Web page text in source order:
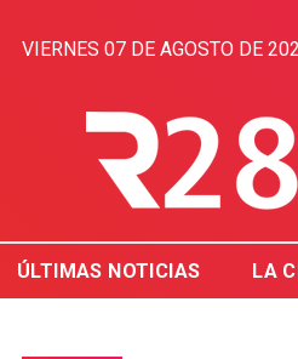
VIERNES 07 DE AGOSTO DE
ÚLTIMAS NOTICIAS LA